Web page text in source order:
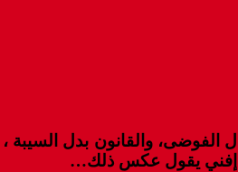
طريق التنظيم بدل الفوضى، والقانون
إفني يقول عكس ذلك…